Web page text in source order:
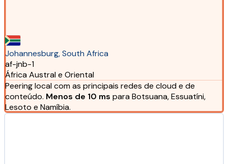
Johannesburg, South Africa
af-jnb-1
África Austral e Oriental
Peering local com as principais redes de cloud e de
conteúdo. Menos de 10 ms para Botsuana, Essuatíni,
Lesoto e Namíbia.